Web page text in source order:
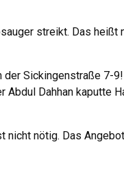
streikt. Das heißt
Sickingenstraße 7-
Dahhan kaputte
nicht nötig. Das